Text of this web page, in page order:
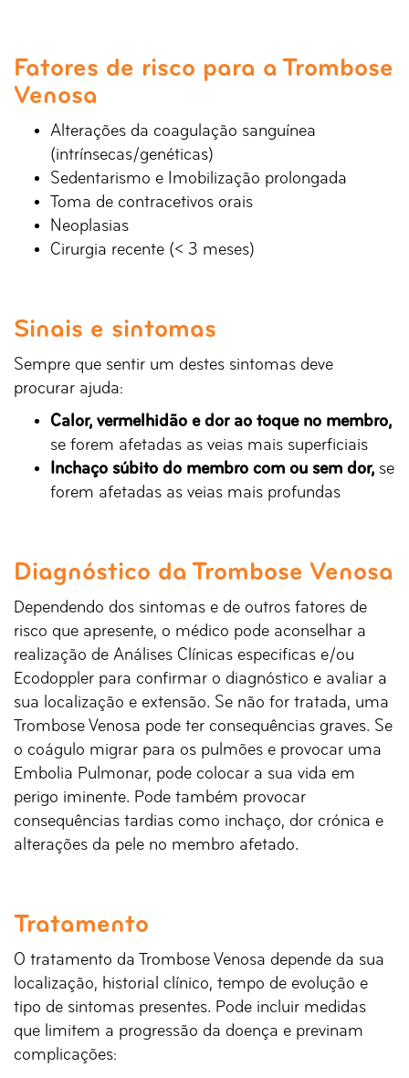
Fatores de risco para a Trombose
Venosa
Alterações da coagulação sanguínea
(intrínsecas/genéticas)
Sedentarismo e Imobilização prolongada
Toma de contracetivos orais
Neoplasias
Cirurgia recente (< 3 meses)
Sinais e sintomas
Sempre que sentir um destes sintomas deve
procurar ajuda:
Calor, vermelhidão e dor ao toque no membro,
se forem afetadas as veias mais superficiais
Inchaço súbito do membro com ou sem dor, se
forem afetadas as veias mais profundas
Diagnóstico da Trombose Venosa
Dependendo dos sintomas e de outros fatores de
risco que apresente, o médico pode aconselhar a
realização de Análises Clínicas especificas e/ou
Ecodoppler para confirmar o diagnóstico e avaliar a
sua localização e extensão. Se não for tratada, uma
Trombose Venosa pode ter consequências graves. Se
o coágulo migrar para os pulmões e provocar uma
Embolia Pulmonar, pode colocar a sua vida em
perigo iminente. Pode também provocar
consequências tardias como inchaço, dor crónica e
alterações da pele no membro afetado.
Tratamento
O tratamento da Trombose Venosa depende da sua
localização, historial clínico, tempo de evolução e
tipo de sintomas presentes. Pode incluir medidas
que limitem a progressão da doença e previnam
complicações: